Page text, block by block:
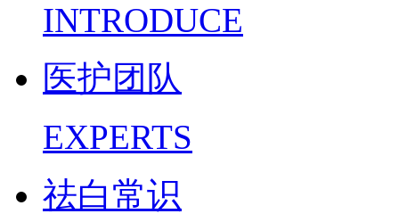
INTRODUCE
医护团队
EXPERTS
祛白常识